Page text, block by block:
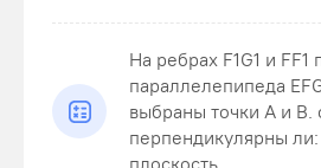
На ребрах F1G1 и FF1
параллелепипеда
выбраны точки A и B.
перпендикулярны
плоскость ...